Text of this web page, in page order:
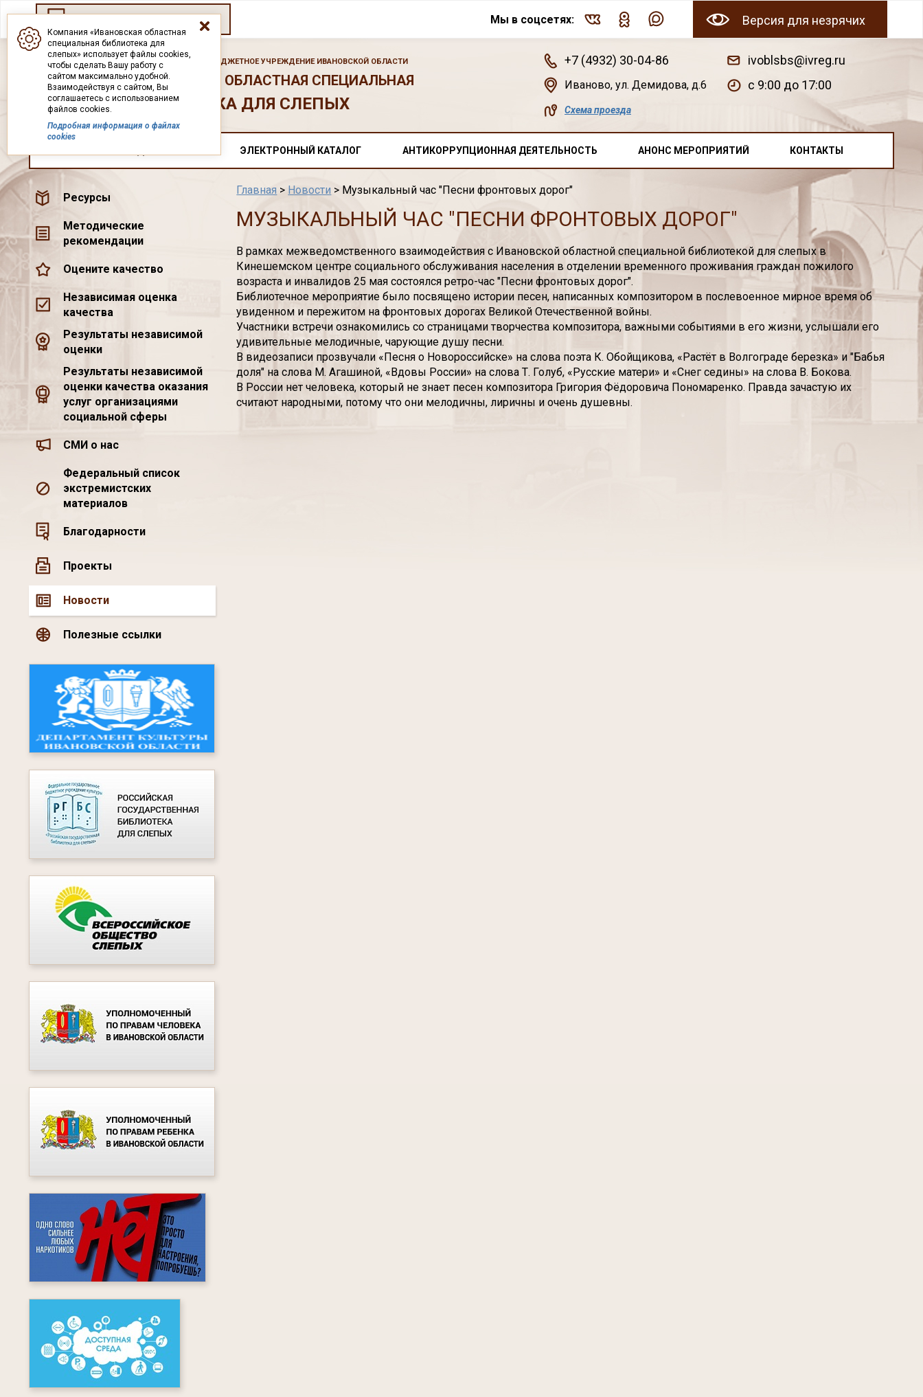
Компания «Ивановская областная
специальная библиотека для
слепых» использует файлы cookies,
чтобы сделать Вашу работу с
сайтом максимально удобной.
Взаимодействуя с сайтом, Вы
соглашаетесь с использованием
файлов cookies.
Подробная информация о файлах
cookies
Переход на старый сайт Мы в соцсетях: Версия для незрячих
ГОСУДАРСТВЕННОЕ БЮДЖЕТНОЕ УЧРЕЖДЕНИЕ ИВАНОВСКОЙ ОБЛАСТИ
ИВАНОВСКАЯ ОБЛАСТНАЯ СПЕЦИАЛЬНАЯ
БИБЛИОТЕКА ДЛЯ СЛЕПЫХ
+7 (4932) 30-04-86
Иваново, ул. Демидова, д.6
Схема проезда
ivoblsbs@ivreg.ru
c 9:00 до 17:00
ЭЛЕКТРОННЫЙ КАТАЛОГ АНТИКОРРУПЦИОННАЯ ДЕЯТЕЛЬНОСТЬ АНОНС МЕРОПРИЯТИЙ КОНТАКТЫ
Ресурсы
Методические
рекомендации
Оцените качество
Независимая оценка
качества
Результаты независимой
оценки
Результаты независимой
оценки качества оказания
услуг организациями
социальной сферы
СМИ о нас
Федеральный список
экстремистских
материалов
Благодарности
Проекты
Новости
Полезные ссылки
Главная > Новости > Музыкальный час "Песни фронтовых дорог"
МУЗЫКАЛЬНЫЙ ЧАС "ПЕСНИ ФРОНТОВЫХ ДОРОГ"
В рамках межведомственного взаимодействия с Ивановской областной специальной библиотекой для слепых в
Кинешемском центре социального обслуживания населения в отделении временного проживания граждан пожилого
возраста и инвалидов 25 мая состоялся ретро-час "Песни фронтовых дорог".
Библиотечное мероприятие было посвящено истории песен, написанных композитором в послевоенное мирное время об
увиденном и пережитом на фронтовых дорогах Великой Отечественной войны.
Участники встречи ознакомились со страницами творчества композитора, важными событиями в его жизни, услышали его
удивительные мелодичные, чарующие душу песни.
В видеозаписи прозвучали «Песня о Новороссийске» на слова поэта К. Обойщикова, «Растёт в Волгограде березка» и "Бабья
доля" на слова М. Агашиной, «Вдовы России» на слова Т. Голуб, «Русские матери» и «Снег седины» на слова В. Бокова.
В России нет человека, который не знает песен композитора Григория Фёдоровича Пономаренко. Правда зачастую их
считают народными, потому что они мелодичны, лиричны и очень душевны.